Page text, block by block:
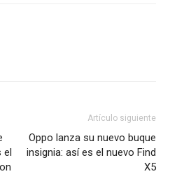
el
Artículo siguiente
Oppo lanza su nuevo buque
insignia: así es el nuevo Find
X5